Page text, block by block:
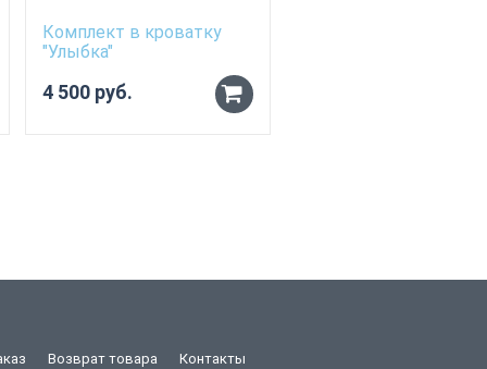
Комплект в кроватку
"Улыбка"
4 500 руб.
Возврат товара Контакты